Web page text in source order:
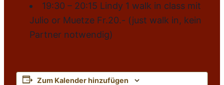
19:30 – 20:15 Lindy 1 walk in class mit
Julio or Muetze Fr.20.- (just walk in, kein
Partner notwendig)
Zum Kalender hinzufügen